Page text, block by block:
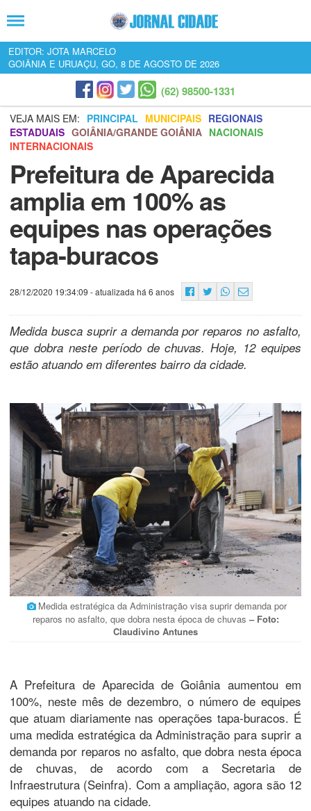
EDITOR: JOTA MARCELO
GOIÂNIA E URUAÇU, GO, 8 DE AGOSTO DE 2026
(62) 98500-1331
VEJA MAIS EM: PRINCIPAL MUNICIPAIS REGIONAIS
ESTADUAIS GOIÂNIA/GRANDE GOIÂNIA NACIONAIS
INTERNACIONAIS
Prefeitura de Aparecida
amplia em 100% as
equipes nas operações
tapa-buracos
28/12/2020 19:34:09 - atualizada há 6 anos
Medida busca suprir a demanda por reparos no asfalto,
que dobra neste período de chuvas. Hoje, 12 equipes
estão atuando em diferentes bairro da cidade.
Medida estratégica da Administração visa suprir demanda por
reparos no asfalto, que dobra nesta época de chuvas – Foto:
Claudivino Antunes
A Prefeitura de Aparecida de Goiânia aumentou em
100%, neste mês de dezembro, o número de equipes
que atuam diariamente nas operações tapa-buracos. É
uma medida estratégica da Administração para suprir a
demanda por reparos no asfalto, que dobra nesta época
de chuvas, de acordo com a Secretaria de
Infraestrutura (Seinfra). Com a ampliação, agora são 12
equipes atuando na cidade.